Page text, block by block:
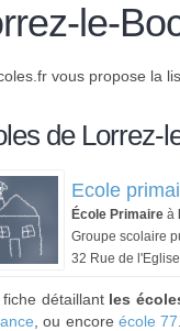
le-
vous propose la
de Lorrez-
Ecole
École Primaire à
Groupe scolaire
32 Rue de l'Eglise
fiche détaillant les
, ou encoreécole 77